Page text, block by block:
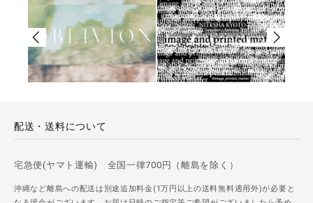
配送・送料について
宅急便(ヤマト運輸) 全国一律700円（離島を除く）
沖縄など離島への配送は別途追加料金(1万円以上の送料無料適用外)が必要と